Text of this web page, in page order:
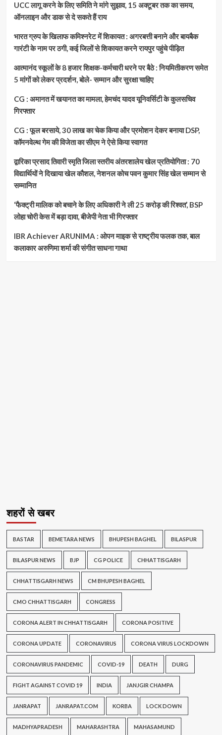
UCC लागू करने के लिए समिति ने मांगे सुझाव, 15 अक्टूबर तक का समय,
ऑनलाइन और डाक से दे सकते हैं राय
भारत ग्रुप के खिलाफ कमिश्नरेट में शिकायत : अगरबत्ती बनाने और बायबैक
गारंटी के नाम पर ठगी, कई जिलों से शिकायत करने रायपुर पहुंचे पीड़ित
आत्मानंद स्कूलों के 8 हजार शिक्षक-कर्मचारी धरने पर बैठे : नियमितीकरण समेत
5 मांगों को लेकर प्रदर्शन, बोले- सम्मान और सुरक्षा चाहिए
CG : अमानत में खयानत का मामला, हेमचंद यादव यूनिवर्सिटी के कुलसचिव
गिरफ्तार
CG : फूल बरसाये, 30 लाख का चेक किया और प्रमोशन देकर बनाया DSP,
कॉमनवेल्थ गेम की विजेता का सीएम ने ऐसे किया स्वागत
द्वारिका प्रसाद तिवारी स्मृति जिला स्तरीय अंतरशालेय खेल प्रतियोगिता : 70
विद्यार्थियों ने दिखाया खेल कौशल, नेशनल कोच पवन कुमार सिंह खेल सम्मान से
सम्मानित
‘फैक्ट्री मालिक को बचाने के लिए अधिकारी ने ली 25 करोड़ की रिश्वत’, BSP
लोहा चोरी केस में बड़ा दावा, बीजेपी नेता भी गिरफ्तार
IBR Achiever ARUNIMA : ओपन माइक से राष्ट्रीय फलक तक, बाल
कलाकार अरुणिमा शर्मा की संगीत साधना गाथा
शहरों से खबर
BASTAR BEMETARA NEWS BHUPESH BAGHEL BILASPUR
BILASPUR NEWS BJP CG POLICE CHHATTISGARH
CHHATTISGARH NEWS CM BHUPESH BAGHEL
CMO CHHATTISGARH CONGRESS
CORONA ALERT IN CHHATTISGARH CORONA POSITIVE
CORONA UPDATE CORONAVIRUS CORONA VIRUS LOCKDOWN
CORONAVIRUS PANDEMIC COVID-19 DEATH DURG
FIGHT AGAINST COVID 19 INDIA JANJGIR CHAMPA
JANRAPAT JANRAPAT.COM KORBA LOCK DOWN
MADHYAPRADESH MAHARASHTRA MAHASAMUND